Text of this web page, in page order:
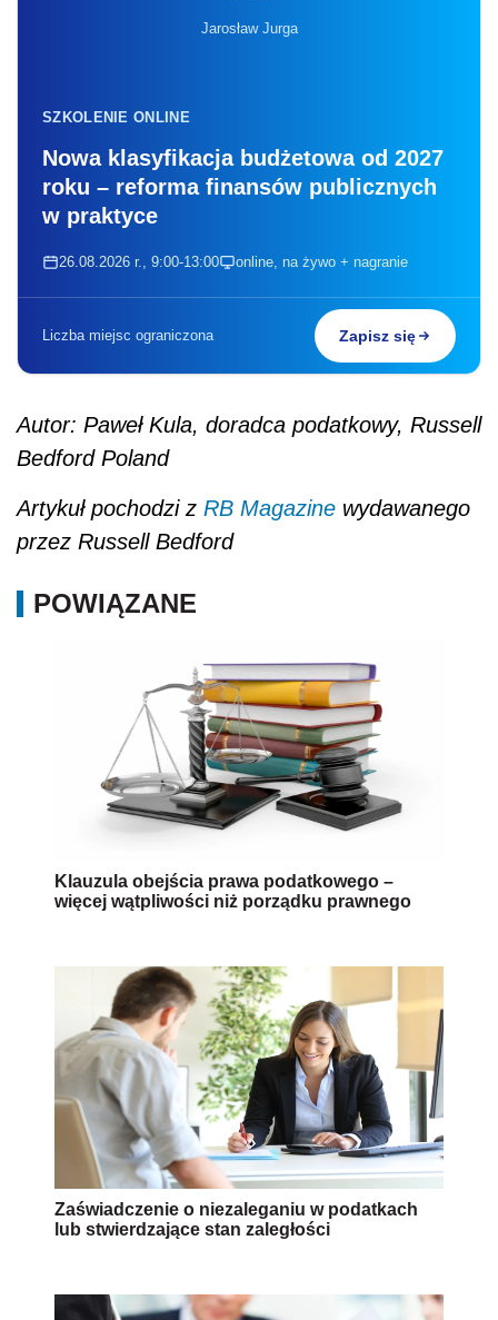
Jarosław Jurga
SZKOLENIE ONLINE
Nowa klasyfikacja budżetowa od 2027
roku – reforma finansów publicznych
w praktyce
26.08.2026 r., 9:00-13:00 online, na żywo + nagranie
Liczba miejsc ograniczona Zapisz się
Autor: Paweł Kula, doradca podatkowy, Russell
Bedford Poland
Artykuł pochodzi z RB Magazine wydawanego
przez Russell Bedford
POWIĄZANE
Klauzula obejścia prawa podatkowego –
więcej wątpliwości niż porządku prawnego
Zaświadczenie o niezaleganiu w podatkach
lub stwierdzające stan zaległości